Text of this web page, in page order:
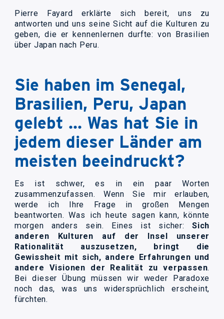
Pierre Fayard erklärte sich bereit, uns zu
antworten und uns seine Sicht auf die Kulturen zu
geben, die er kennenlernen durfte: von Brasilien
über Japan nach Peru.
Sie haben im Senegal,
Brasilien, Peru, Japan
gelebt … Was hat Sie in
jedem dieser Länder am
meisten beeindruckt?
Es ist schwer, es in ein paar Worten
zusammenzufassen. Wenn Sie mir erlauben,
werde ich Ihre Frage in großen Mengen
beantworten. Was ich heute sagen kann, könnte
morgen anders sein. Eines ist sicher: Sich
anderen Kulturen auf der Insel unserer
Rationalität auszusetzen, bringt die
Gewissheit mit sich, andere Erfahrungen und
andere Visionen der Realität zu verpassen.
Bei dieser Übung müssen wir weder Paradoxe
noch das, was uns widersprüchlich erscheint,
fürchten.